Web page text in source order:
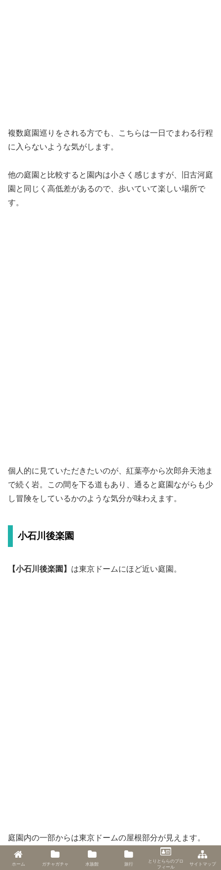
複数庭園巡りをされる方でも、こちらは一日でまわる行程
に入らないような気がします。
他の庭園と比較すると園内は小さく感じますが、旧古河庭
園と同じく高低差があるので、歩いていて楽しい場所で
す。
個人的に見ていただきたいのが、紅葉亭から次郎弁天池ま
で続く岩。この間を下る道もあり、通ると庭園ながらも少
し冒険をしているかのような気分が味わえます。
小石川後楽園
【小石川後楽園】 は東京ドームにほど近い庭園。
庭園内の一部からは東京ドームの屋根部分が見えます。
ホーム ガチャガチャ 水族館 旅行
とりとららのプロ
フィール
サイトマップ